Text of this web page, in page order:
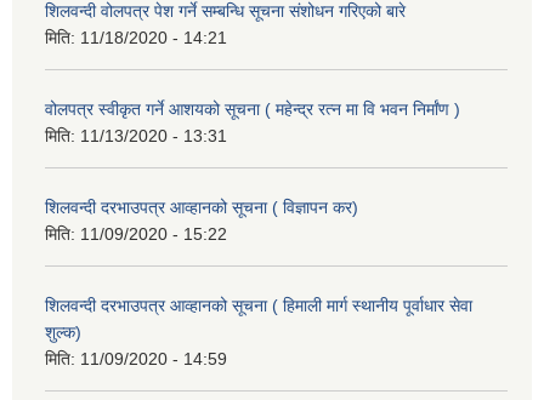
शिलवन्दी वोलपत्र पेश गर्ने सम्बन्धि सूचना संशोधन गरिएको बारे
मिति: 11/18/2020 - 14:21
वोलपत्र स्वीकृत गर्ने आशयको सूचना ( महेन्द्र रत्न मा वि भवन निर्मांण )
मिति: 11/13/2020 - 13:31
शिलवन्दी दरभाउपत्र आव्हानको सूचना ( विज्ञापन कर)
मिति: 11/09/2020 - 15:22
शिलवन्दी दरभाउपत्र आव्हानको सूचना ( हिमाली मार्ग स्थानीय पूर्वाधार सेवा
शुल्क)
मिति: 11/09/2020 - 14:59